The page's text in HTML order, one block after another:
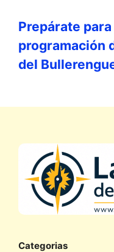
Prepárate
programación
del
Categorias